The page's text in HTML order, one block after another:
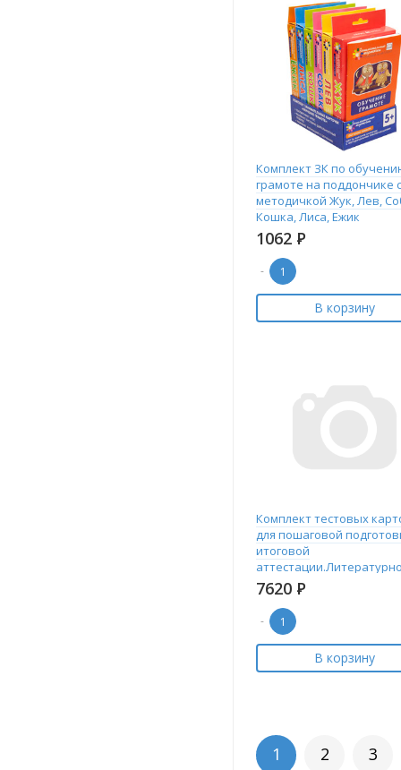
Комплект ЗК по
грамоте на поддончике с
методичкой Жук, Лев,
Кошка, Лиса, Ежик
1062 Р
-
В корзину
Комплект тестовых
для пошаговой
итоговой
чтение 1-4 кл
7620 Р
-
В корзину
1 2 3